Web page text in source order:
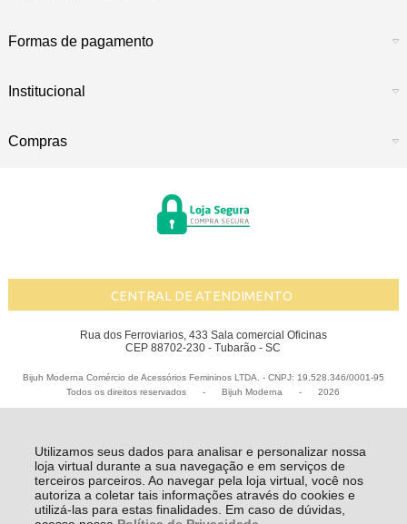
Utilizamos seus dados para analisar e personalizar nossa
loja virtual durante a sua navegação e em serviços de
terceiros parceiros. Ao navegar pela loja virtual, você nos
autoriza a coletar tais informações através do cookies e
utilizá-las para estas finalidades. Em caso de dúvidas,
Formas de pagamento
Institucional
Compras
CENTRAL DE ATENDIMENTO
Rua dos Ferroviarios, 433 Sala comercial Oficinas
CEP 88702-230 - Tubarão - SC
Bijuh Moderna Comércio de Acessórios Femininos LTDA. - CNPJ: 19.528.346/0001-95
Todos os direitos reservados
- Bijuh Moderna - 2026